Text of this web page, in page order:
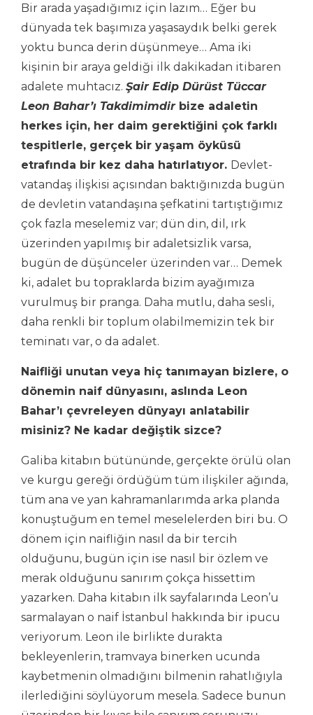
Bir arada yaşadığımız için lazım… Eğer bu
dünyada tek başımıza yaşasaydık belki gerek
yoktu bunca derin düşünmeye… Ama iki
kişinin bir araya geldiği ilk dakikadan itibaren
adalete muhtacız. Şair Edip Dürüst Tüccar
Leon Bahar’ı Takdimimdirbize adaletin
herkes için, her daim gerektiğini çok farklı
tespitlerle, gerçek bir yaşam öyküsü
etrafında bir kez daha hatırlatıyor. Devlet-
vatandaş ilişkisi açısından baktığınızda bugün
de devletin vatandaşına şefkatini tartıştığımız
çok fazla meselemiz var; dün din, dil, ırk
üzerinden yapılmış bir adaletsizlik varsa,
bugün de düşünceler üzerinden var… Demek
ki, adalet bu topraklarda bizim ayağımıza
vurulmuş bir pranga. Daha mutlu, daha sesli,
daha renkli bir toplum olabilmemizin tek bir
teminatı var, o da adalet.
Naifliği unutan veya hiç tanımayan bizlere, o
dönemin naif dünyasını, aslında Leon
Bahar’ı çevreleyen dünyayı anlatabilir
misiniz? Ne kadar değiştik sizce?
Galiba kitabın bütününde, gerçekte örülü olan
ve kurgu gereği ördüğüm tüm ilişkiler ağında,
tüm ana ve yan kahramanlarımda arka planda
konuştuğum en temel meselelerden biri bu. O
dönem için naifliğin nasıl da bir tercih
olduğunu, bugün için ise nasıl bir özlem ve
merak olduğunu sanırım çokça hissettim
yazarken. Daha kitabın ilk sayfalarında Leon’u
sarmalayan o naif İstanbul hakkında bir ipucu
veriyorum. Leon ile birlikte durakta
bekleyenlerin, tramvaya binerken ucunda
kaybetmenin olmadığını bilmenin rahatlığıyla
ilerlediğini söylüyorum mesela. Sadece bunun